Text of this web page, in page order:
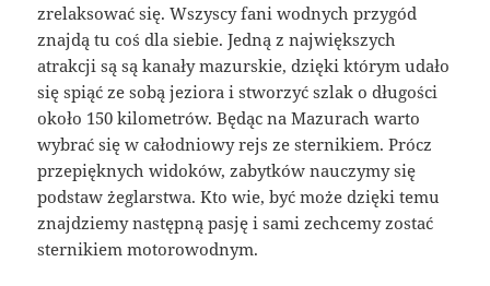
zrelaksować się. Wszyscy fani wodnych przygód
znajdą tu coś dla siebie. Jedną z największych
atrakcji są są kanały mazurskie, dzięki którym udało
się spiąć ze sobą jeziora i stworzyć szlak o długości
około 150 kilometrów. Będąc na Mazurach warto
wybrać się w całodniowy rejs ze sternikiem. Prócz
przepięknych widoków, zabytków nauczymy się
podstaw żeglarstwa. Kto wie, być może dzięki temu
znajdziemy następną pasję i sami zechcemy zostać
sternikiem motorowodnym.